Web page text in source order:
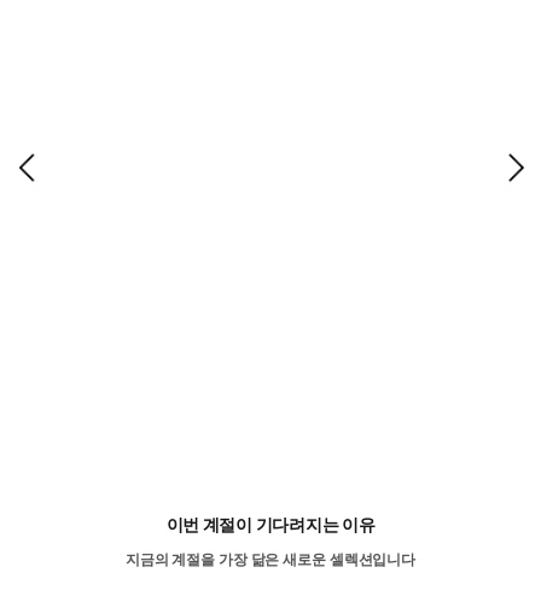
이번 계절이 기다려지는 이유
지금의 계절을 가장 닮은 새로운 셀렉션입니다